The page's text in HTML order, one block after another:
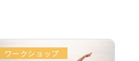
ワークショップ